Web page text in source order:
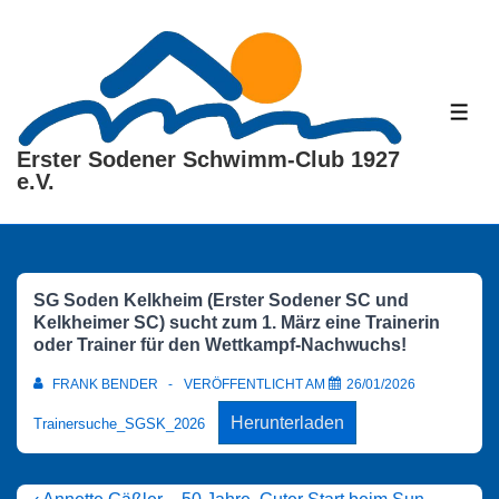
Erster Sodener Schwimm-Club 1927
e.V.
SG Soden Kelkheim (Erster Sodener SC und
Kelkheimer SC) sucht zum 1. März eine Trainerin
oder Trainer für den Wettkampf-Nachwuchs!
FRANK BENDER VERÖFFENTLICHT AM 26/01/2026
Trainersuche_SGSK_2026 Herunterladen